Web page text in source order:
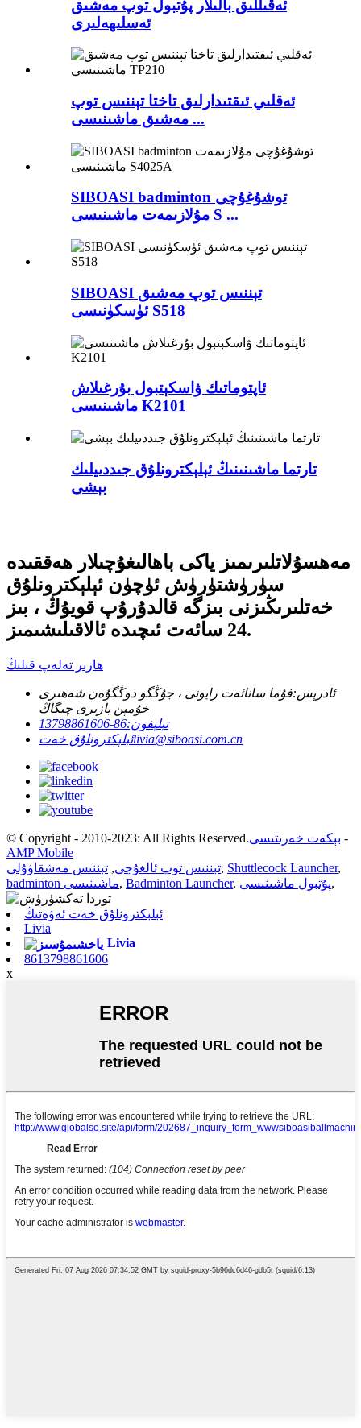
ئەقىللىق بالىلار پۇتبول توپ مەشىق
ئەسلىھەلىرى
ئەقلىي ئىقتىدارلىق تاختا تېننىس توپ
مەشىق ماشىنىسى ...
SIBOASI badminton توشۇغۇچى
مۇلازىمەت ماشىنىسى S ...
SIBOASI تېننىس توپ مەشىق
ئۈسكۈنىسى S518
ئاپتوماتىك ۋاسكېتبول بۇرغىلاش
ماشىنىسى K2101
تارتما ماشىنىنىڭ ئېلېكترونلۇق جىددىيلىك
بېشى
مەھسۇلاتلىرىمىز ياكى باھالىغۇچىلار ھەققىدە
سۈرۈشتۈرۈش ئۈچۈن ئېلېكترونلۇق
خەتلىرىڭىزنى بىزگە قالدۇرۇپ قويۇڭ ، بىز
24 سائەت ئىچىدە ئالاقىلىشىمىز.
ھازىر تەلەپ قىلىڭ
ئادرېس:فۇما سانائەت رايونى ، جۇڭگو دوڭگۇەن شەھىرى
خۇمېن بازىرى چىگاڭ
تېلېفون:86-13798861606
ئېلېكترونلۇق خەتlivia@siboasi.com.cn
© Copyright - 2010-2023: All Rights Reserved.بېكەت خەرىتىسى -
AMP Mobile
تېننىس توپ ئالغۇچى, تېننىس مەشقاۋۇلى , Shuttlecock Launcher,
badminton ماشىنىسى, Badminton Launcher, پۇتبول ماشىنىسى,
ئېلېكترونلۇق خەت ئەۋەتىڭ
Livia
Livia
8613798861606
x